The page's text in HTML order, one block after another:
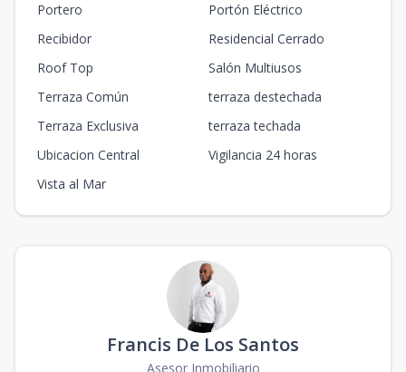
Portero
Portón Eléctrico
Recibidor
Residencial Cerrado
Roof Top
Salón Multiusos
Terraza Común
terraza destechada
Terraza Exclusiva
terraza techada
Ubicacion Central
Vigilancia 24 horas
Vista al Mar
Francis De Los Santos
Asesor Inmobiliario